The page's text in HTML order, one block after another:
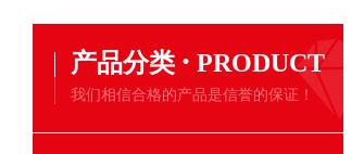
产品分类 · PRODUCT
我们相信合格的产品是信誉的保证！